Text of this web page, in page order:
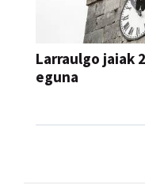
Larraulgo jaiak
eguna